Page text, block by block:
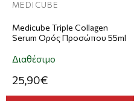
MEDICUBE
Medicube Triple Collagen
Serum Ορός Προσώπου 55ml
Διαθέσιμο
25,90€